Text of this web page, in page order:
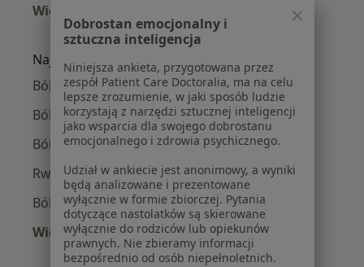
Więcej (2)
Więcej w kategorii: Fizjoterapeuci w pobliżu
Najczęście leczone choroby
Bóle kręgosłupa w Łodzi
Ból barku w Łodzi
Ból biodra w Łodzi
Rwa kulszowa w Łodzi
Ból kolana w Łodzi
Więcej (15)
Więcej w kategorii: Najczęście leczone
Dobrostan emocjonalny i
sztuczna inteligencja
Niniejsza ankieta, przygotowana przez
zespół Patient Care Doctoralia, ma na celu
lepsze zrozumienie, w jaki sposób ludzie
korzystają z narzędzi sztucznej inteligencji
jako wsparcia dla swojego dobrostanu
emocjonalnego i zdrowia psychicznego.
Udział w ankiecie jest anonimowy, a wyniki
będą analizowane i prezentowane
wyłącznie w formie zbiorczej. Pytania
dotyczące nastolatków są skierowane
wyłącznie do rodziców lub opiekunów
prawnych. Nie zbieramy informacji
bezpośrednio od osób niepełnoletnich.